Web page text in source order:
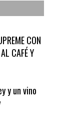
CON
CAFÉ Y
y un vino